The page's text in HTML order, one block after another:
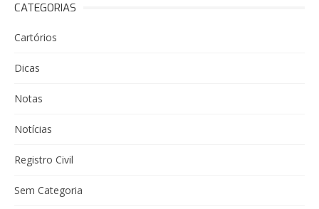
CATEGORIAS
Cartórios
Dicas
Notas
Notícias
Registro Civil
Sem Categoria